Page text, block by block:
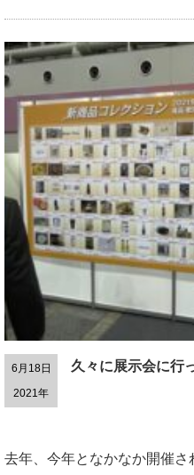
6月18日
2021年
久々に展示会に行
去年、今年となかなか開催